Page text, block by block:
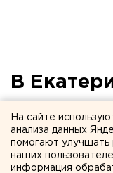
В
В
На сайте
анализа данных
помогают улучшать
наших
информация